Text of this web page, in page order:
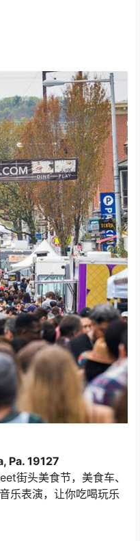
Pa. 19127
街头美食节，美食车、
乐表演，让你吃喝玩乐